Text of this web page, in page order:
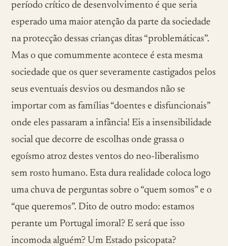
período crítico de desenvolvimento é que seria
esperado uma maior atenção da parte da sociedade
na protecção dessas crianças ditas “problemáticas”.
Mas o que comummente acontece é esta mesma
sociedade que os quer severamente castigados pelos
seus eventuais desvios ou desmandos não se
importar com as famílias “doentes e disfuncionais”
onde eles passaram a infância! Eis a insensibilidade
social que decorre de escolhas onde grassa o
egoísmo atroz destes ventos do neo-liberalismo
sem rosto humano. Esta dura realidade coloca logo
uma chuva de perguntas sobre o “quem somos” e o
“que queremos”. Dito de outro modo: estamos
perante um Portugal imoral? E será que isso
incomoda alguém? Um Estado psicopata?